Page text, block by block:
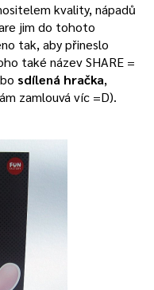
kvality, nápadů
jim do tohoto
tak, aby přineslo
také název SHARE =
sdílená hračka,
zamlouvá víc =D).